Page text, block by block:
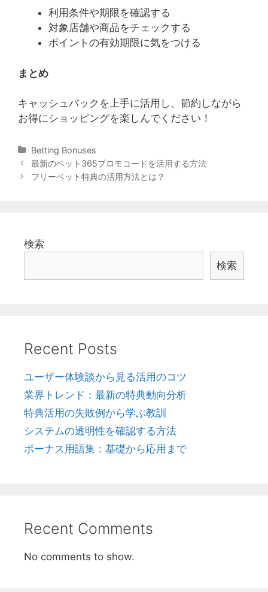
利用条件や期限を確認する
対象店舗や商品をチェックする
ポイントの有効期限に気をつける
まとめ
キャッシュバックを上手に活用し、節約しながら
お得にショッピングを楽しんでください！
Categories
Betting Bonuses
Post
navigation
最新のベット365プロモコードを活用する方法
フリーベット特典の活用方法とは？
検索
検索
Recent Posts
ユーザー体験談から見る活用のコツ
業界トレンド：最新の特典動向分析
特典活用の失敗例から学ぶ教訓
システムの透明性を確認する方法
ボーナス用語集：基礎から応用まで
Recent Comments
No comments to show.